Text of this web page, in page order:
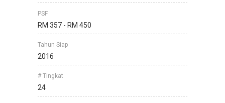
PSF
RM 357 - RM 450
Tahun Siap
2016
# Tingkat
24